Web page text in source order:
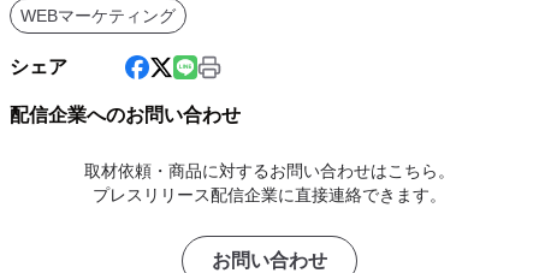
WEBマーケティング
シェア
配信企業へのお問い合わせ
取材依頼・商品に対するお問い合わせはこちら。
プレスリリース配信企業に直接連絡できます。
お問い合わせ